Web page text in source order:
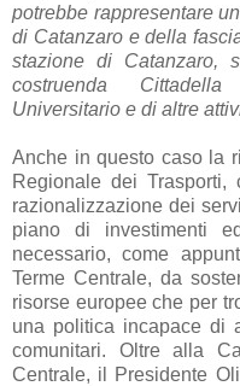
potrebbe rappresentare
di Catanzaro e della
stazione di Catanzaro,
costruenda
Universitario e di altre
Anche in questo caso la
Regionale dei
razionalizzazione dei
piano di investimenti
necessario, come
Terme Centrale, da
risorse europee che per
una politica incapace di
comunitari. Oltre alla
Centrale, il Presidente